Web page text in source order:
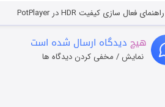
راهنمای فعال سازی کیفیت HDR در PotPlayer
هیچ دیدگاه ارسال شده است
نمایش / مخفی کردن دیدگاه ها